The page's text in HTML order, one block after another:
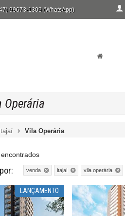
99673-1309 (WhatsApp)
Operária
Itajaí Vila Operária
venda itajaí vila operária
LANÇAMENTO